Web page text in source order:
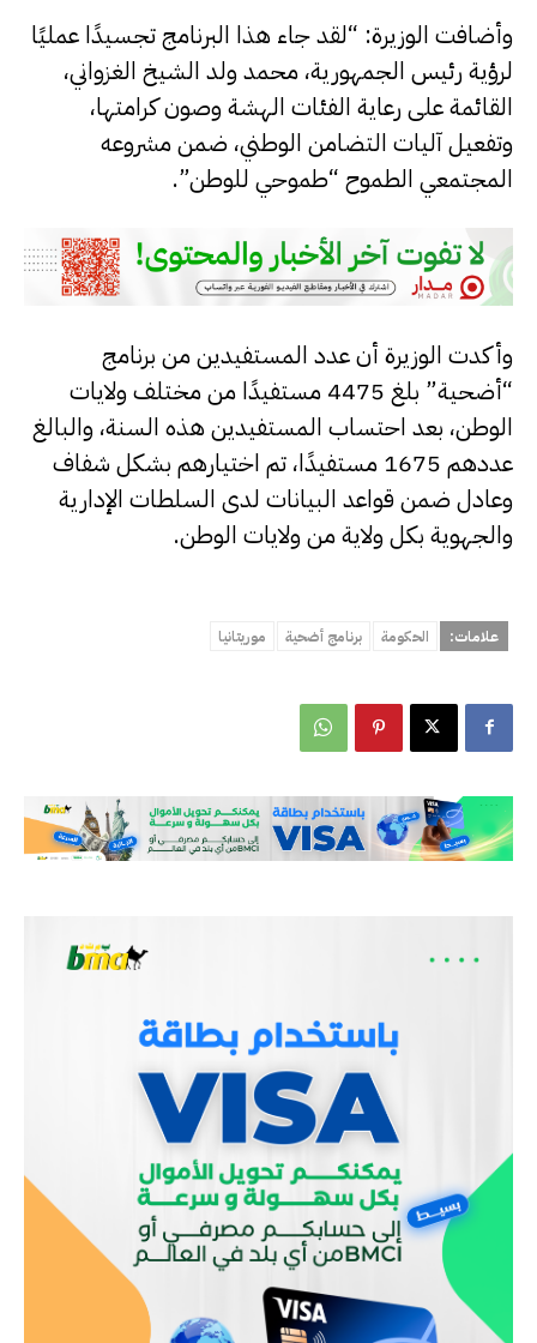
وأضافت الوزيرة: “لقد جاء هذا البرنامج تجسيدًا عمليًا
لرؤية رئيس الجمهورية، محمد ولد الشيخ الغزواني،
القائمة على رعاية الفئات الهشة وصون كرامتها،
وتفعيل آليات التضامن الوطني، ضمن مشروعه
المجتمعي الطموح “طموحي للوطن”.
وأكدت الوزيرة أن عدد المستفيدين من برنامج
“أضحية” بلغ 4475 مستفيدًا من مختلف ولايات
الوطن، بعد احتساب المستفيدين هذه السنة، والبالغ
عددهم 1675 مستفيدًا، تم اختيارهم بشكل شفاف
وعادل ضمن قواعد البيانات لدى السلطات الإدارية
والجهوية بكل ولاية من ولايات الوطن.
علامات: الحكومة برنامج أضحية موريتانيا